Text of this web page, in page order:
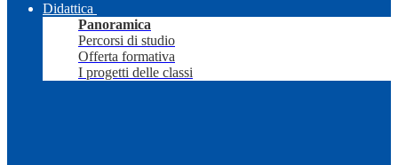
Didattica
Panoramica
Percorsi di studio
Offerta formativa
I progetti delle classi